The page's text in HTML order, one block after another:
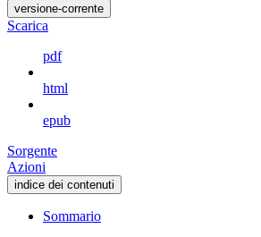
versione-corrente
Scarica
pdf
html
epub
Sorgente
Azioni
indice dei contenuti
Sommario